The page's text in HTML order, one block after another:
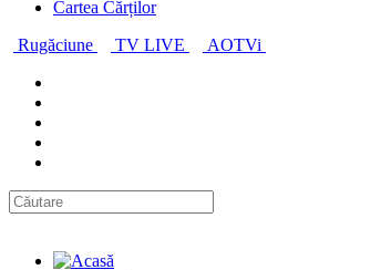
Cartea Cărților
Rugăciune
TV LIVE AOTVi